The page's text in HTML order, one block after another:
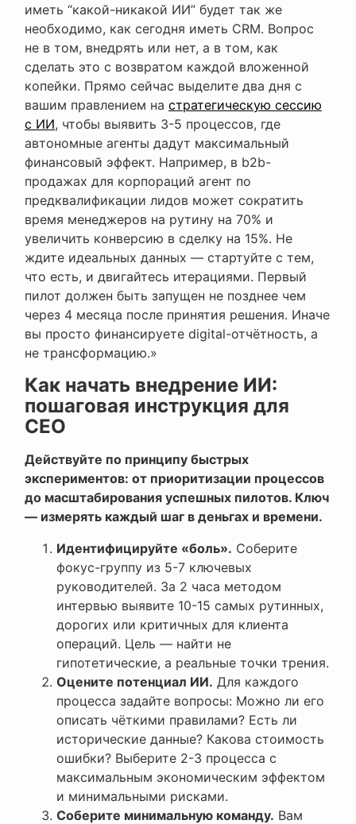
иметь “какой-никакой ИИ” будет так же
необходимо, как сегодня иметь CRM. Вопрос
не в том, внедрять или нет, а в том, как
сделать это с возвратом каждой вложенной
копейки. Прямо сейчас выделите два дня с
вашим правлением на стратегическую сессию
с ИИ, чтобы выявить 3-5 процессов, где
автономные агенты дадут максимальный
финансовый эффект. Например, в b2b-
продажах для корпораций агент по
предквалификации лидов может сократить
время менеджеров на рутину на 70% и
увеличить конверсию в сделку на 15%. Не
ждите идеальных данных — стартуйте с тем,
что есть, и двигайтесь итерациями. Первый
пилот должен быть запущен не позднее чем
через 4 месяца после принятия решения. Иначе
вы просто финансируете digital-отчётность, а
не трансформацию.»
Как начать внедрение ИИ:
пошаговая инструкция для
CEO
Действуйте по принципу быстрых
экспериментов: от приоритизации процессов
до масштабирования успешных пилотов. Ключ
— измерять каждый шаг в деньгах и времени.
Идентифицируйте «боль». Соберите
фокус-группу из 5-7 ключевых
руководителей. За 2 часа методом
интервью выявите 10-15 самых рутинных,
дорогих или критичных для клиента
операций. Цель — найти не
гипотетические, а реальные точки трения.
Оцените потенциал ИИ. Для каждого
процесса задайте вопросы: Можно ли его
описать чёткими правилами? Есть ли
исторические данные? Какова стоимость
ошибки? Выберите 2-3 процесса с
максимальным экономическим эффектом
и минимальными рисками.
Соберите минимальную команду. Вам